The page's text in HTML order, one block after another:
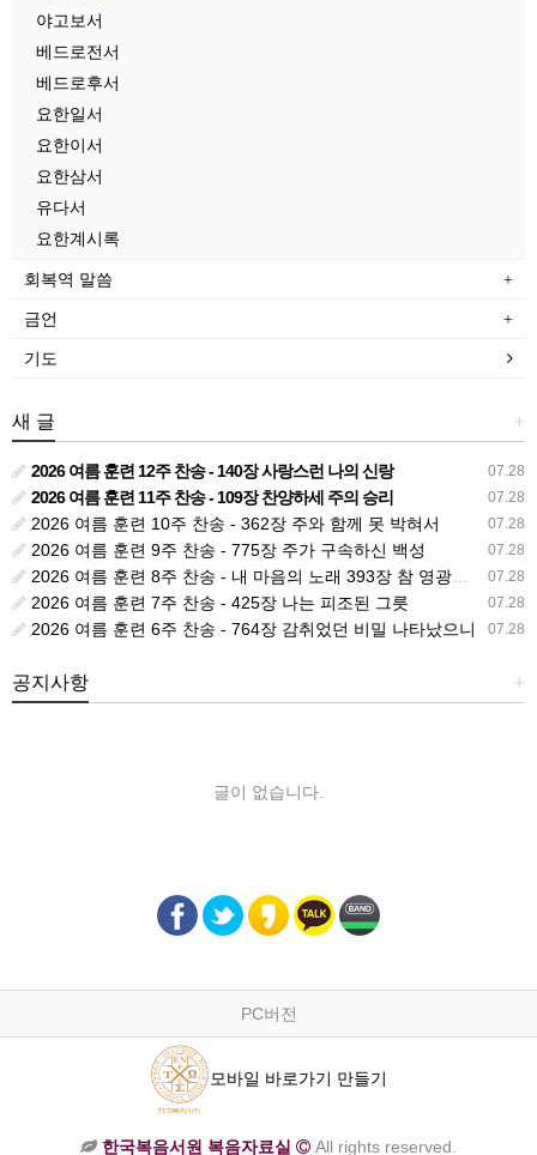
야고보서
베드로전서
베드로후서
요한일서
요한이서
요한삼서
유다서
요한계시록
회복역 말씀
금언
기도
+
새 글
07.28
2026 여름 훈련 12주 찬송 - 140장 사랑스런 나의 신랑
07.28
2026 여름 훈련 11주 찬송 - 109장 찬양하세 주의 승리
07.28
2026 여름 훈련 10주 찬송 - 362장 주와 함께 못 박혀서
07.28
2026 여름 훈련 9주 찬송 - 775장 주가 구속하신 백성
07.28
2026 여름 훈련 8주 찬송 - 내 마음의 노래 393장 참 영광스런 우리 왕
07.28
2026 여름 훈련 7주 찬송 - 425장 나는 피조된 그릇
07.28
2026 여름 훈련 6주 찬송 - 764장 감취었던 비밀 나타났으니
+
공지사항
글이 없습니다.
PC버전
모바일 바로가기 만들기
한국복음서원 복음자료실 All rights reserved.